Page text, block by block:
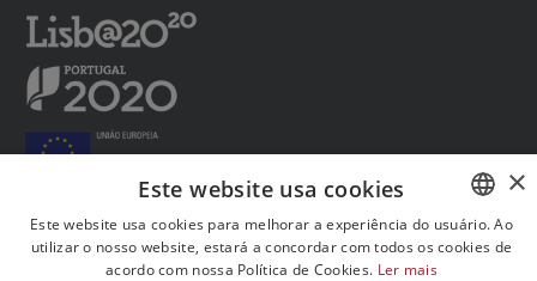
Siga-nos nas redes sociais:
PORTUGUESE
×
Este website usa cookies
Este website usa cookies para melhorar a experiência do usuário. Ao
utilizar o nosso website, estará a concordar com todos os cookies de
acordo com nossa Política de Cookies. Ler mais